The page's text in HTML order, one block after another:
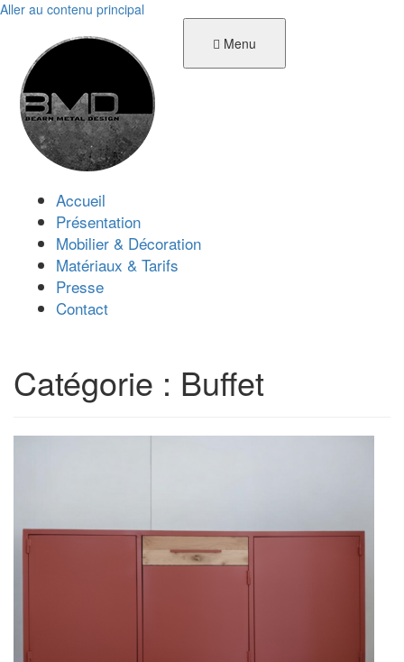
Aller au contenu principal
Menu
Accueil
Présentation
Mobilier & Décoration
Matériaux & Tarifs
Presse
Contact
Catégorie : Buffet